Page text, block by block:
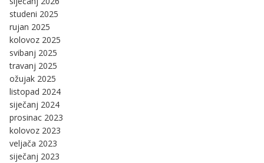
studeni 2025
rujan 2025
kolovoz 2025
svibanj 2025
travanj 2025
ožujak 2025
listopad 2024
siječanj 2024
prosinac 2023
kolovoz 2023
veljača 2023
siječanj 2023